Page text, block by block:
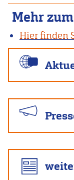
Mehr
Hier finden